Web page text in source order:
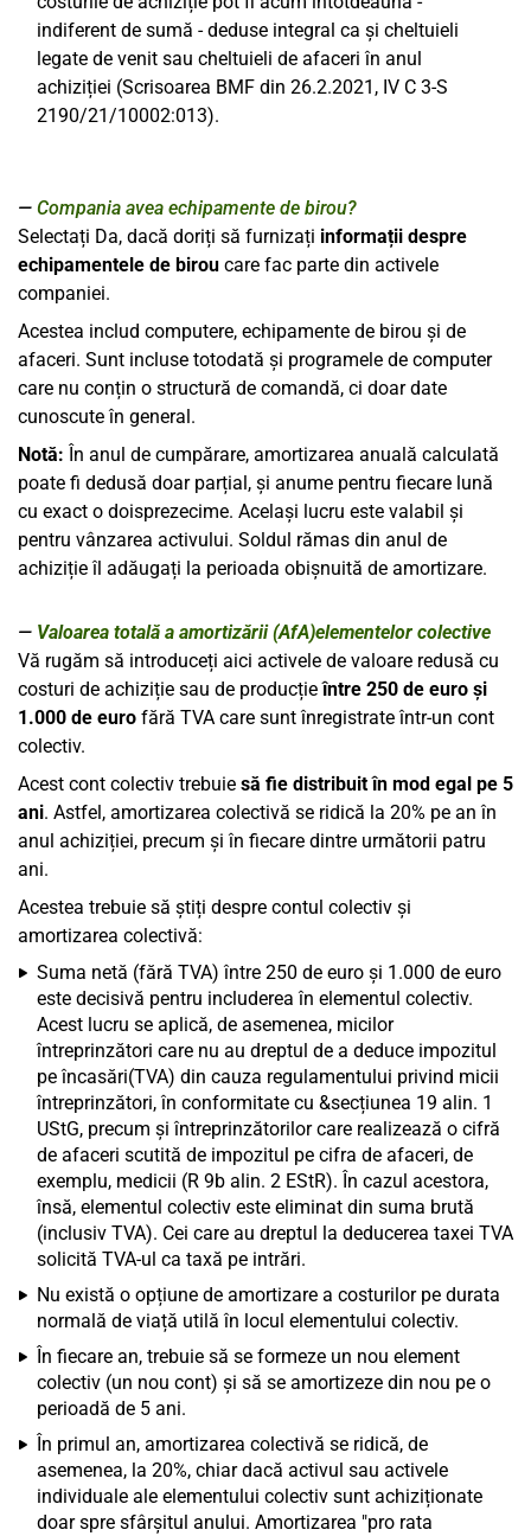
indiferent de sumă - deduse integral ca și cheltuieli
legate de venit sau cheltuieli de afaceri în anul
achiziției (Scrisoarea BMF din 26.2.2021, IV C 3-S
2190/21/10002:013).
Compania avea echipamente de birou?
Selectați Da, dacă doriți să furnizați informații despre
echipamentele de birou care fac parte din activele
companiei.
Acestea includ computere, echipamente de birou și de
afaceri. Sunt incluse totodată și programele de computer
care nu conțin o structură de comandă, ci doar date
cunoscute în general.
Notă: În anul de cumpărare, amortizarea anuală calculată
poate fi dedusă doar parțial, și anume pentru fiecare lună
cu exact o doisprezecime. Același lucru este valabil și
pentru vânzarea activului. Soldul rămas din anul de
achiziție îl adăugați la perioada obișnuită de amortizare.
Valoarea totală a amortizării (AfA)elementelor colective
Vă rugăm să introduceți aici activele de valoare redusă cu
costuri de achiziție sau de producțieîntre 250 de euro și
1.000 de euro fără TVA care sunt înregistrate într-un cont
colectiv.
Acest cont colectiv trebuie să fie distribuit în mod egal pe 5
ani. Astfel, amortizarea colectivă se ridică la 20% pe an în
anul achiziției, precum și în fiecare dintre următorii patru
ani.
Acestea trebuie să știți despre contul colectiv și
amortizarea colectivă:
Suma netă (fără TVA) între 250 de euro și 1.000 de euro
este decisivă pentru includerea în elementul colectiv.
Acest lucru se aplică, de asemenea, micilor
întreprinzători care nu au dreptul de a deduce impozitul
pe încasări(TVA) din cauza regulamentului privind micii
întreprinzători, în conformitate cu &secțiunea 19 alin. 1
UStG, precum și întreprinzătorilor care realizează o cifră
de afaceri scutită de impozitul pe cifra de afaceri, de
exemplu, medicii (R 9b alin. 2 EStR). În cazul acestora,
însă, elementul colectiv este eliminat din suma brută
(inclusiv TVA). Cei care au dreptul la deducerea taxei TVA
solicită TVA-ul ca taxă pe intrări.
Nu există o opțiune de amortizare a costurilor pe durata
normală de viață utilă în locul elementului colectiv.
În fiecare an, trebuie să se formeze un nou element
colectiv (un nou cont) și să se amortizeze din nou pe o
perioadă de 5 ani.
În primul an, amortizarea colectivă se ridică, de
asemenea, la 20%, chiar dacă activul sau activele
individuale ale elementului colectiv sunt achiziționate
doar spre sfârșitul anului. Amortizarea "pro rata